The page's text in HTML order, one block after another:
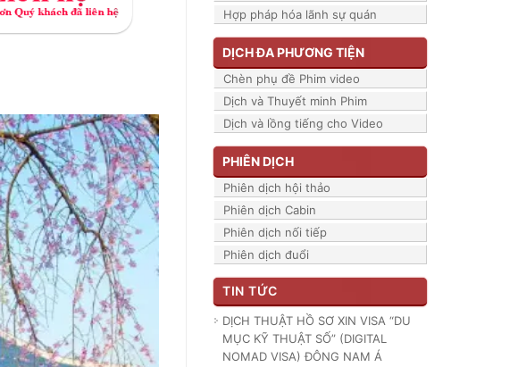
Hợp pháp hóa lãnh sự quán
DỊCH ĐA PHƯƠNG TIỆN
Chèn phụ đề Phim video
Dịch và Thuyết minh Phim
Dịch và lồng tiếng cho Video
PHIÊN DỊCH
Phiên dịch hội thảo
Phiên dịch Cabin
Phiên dịch nối tiếp
Phiên dịch đuổi
TIN TỨC
DỊCH THUẬT HỒ SƠ XIN VISA “DU
MỤC KỸ THUẬT SỐ” (DIGITAL
NOMAD VISA) ĐÔNG NAM Á